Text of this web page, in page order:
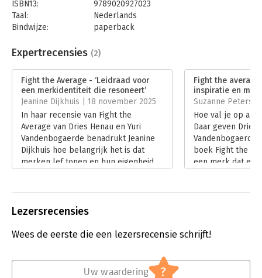
- Ondernemers en bedrijfseigenaren
- Marketing- en brandingprofessionals
- Start-ups en scale-ups
- Creatieve professionals en ontwerpers
ISBN13:
9789020927023
Taal:
Nederlands
Bindwijze:
paperback
Uitgever:
LannooCampus
Verschijningsdatum:
28-5-2025
Hoofdrubriek: Marketing
Expertrecensies (2)
Fight the Average - ‘Leidraad voor
een merkidentiteit die resoneert’
Jeanine Dijkhuis | 18 november 2025
In haar recensie van Fight the
Average van Dries Henau en Yuri
Vandenbogaerde benadrukt Jeanine
Dijkhuis hoe belangrijk het is dat
merken lef tonen en hun eigenheid
te nemen van middelmatigheid en je
Lees verder
Fight the average
inspiratie en
Suzanne Peters |
Hoe val je op als
Daar geven Dries
Vandenbogaerde
boek Fight the
een merk dat er
Lezersrecensies
Wees de eerste die een lezersrecensie schrijft!
Uw waardering ?